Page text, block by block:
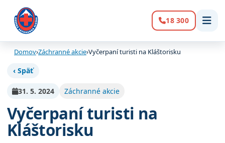
Volanie:
18 300
Domov›Záchranné akcie›Vyčerpaní turisti na Kláštorisku
‹ Späť
31. 5. 2024 Záchranné akcie
Vyčerpaní turisti na
Kláštorisku